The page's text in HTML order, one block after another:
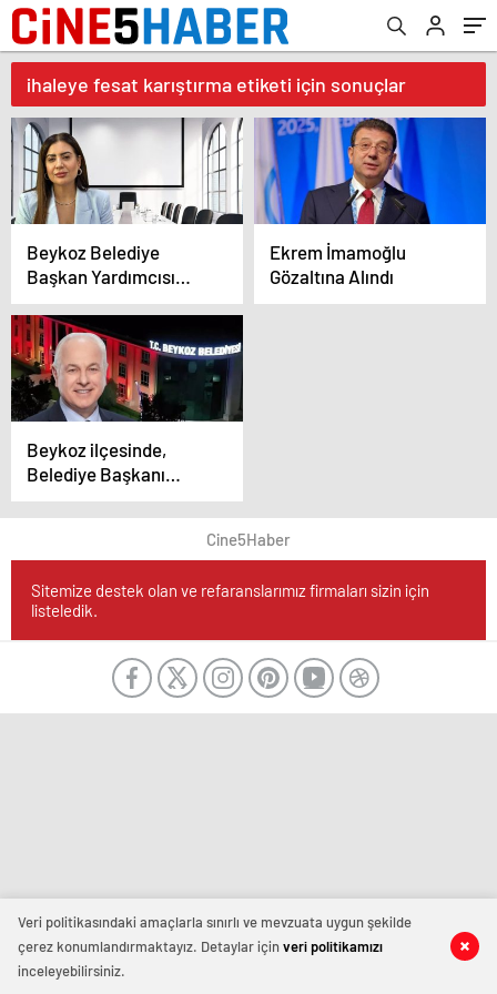
ihaleye fesat karıştırma etiketi için sonuçlar
Beykoz Belediye
Başkan Yardımcısı
Fidan Gül Hakkında
İhaleye Fesat
Karıştırma İddiasıyla
Gözaltı Kararı
Ekrem İmamoğlu
Gözaltına Alındı
Beykoz ilçesinde,
Belediye Başkanı
Alaattin Köseler
Gözaltına Alındı
Cine5Haber
Sitemize destek olan ve refaranslarımız firmaları sizin için
listeledik.
Veri politikasındaki amaçlarla sınırlı ve mevzuata uygun şekilde
çerez konumlandırmaktayız. Detaylar içinveri politikamızı
inceleyebilirsiniz.